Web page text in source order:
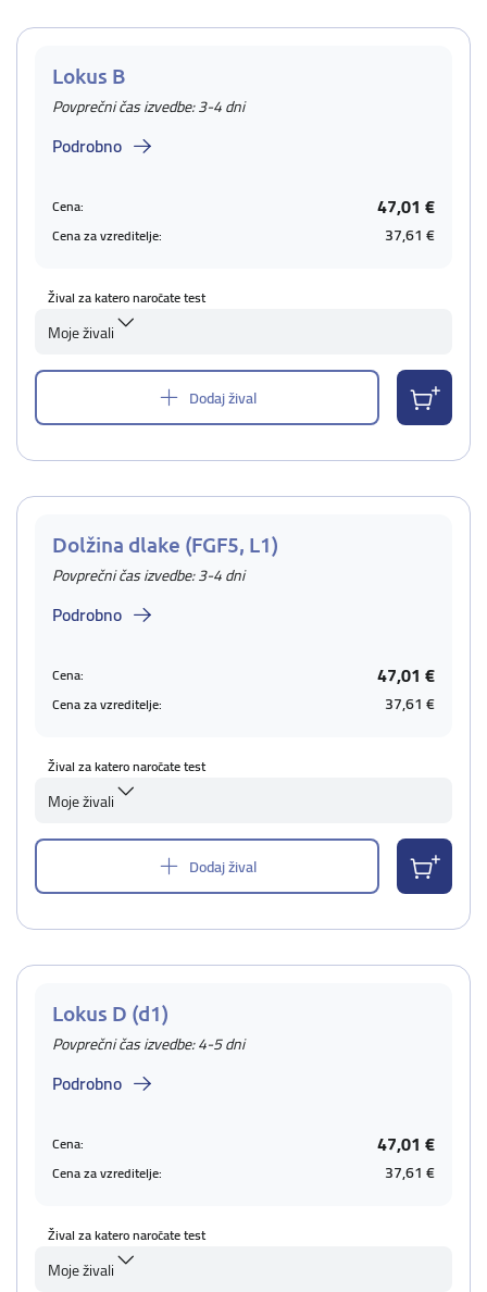
Lokus B
Povprečni čas izvedbe: 3-4 dni
Podrobno
Cena: 47,01 €
Cena za vzreditelje: 37,61 €
Žival za katero naročate test
Moje živali
Dodaj žival
Dolžina dlake (FGF5, L1)
Povprečni čas izvedbe: 3-4 dni
Podrobno
Cena: 47,01 €
Cena za vzreditelje: 37,61 €
Žival za katero naročate test
Moje živali
Dodaj žival
Lokus D (d1)
Povprečni čas izvedbe: 4-5 dni
Podrobno
Cena: 47,01 €
Cena za vzreditelje: 37,61 €
Žival za katero naročate test
Moje živali